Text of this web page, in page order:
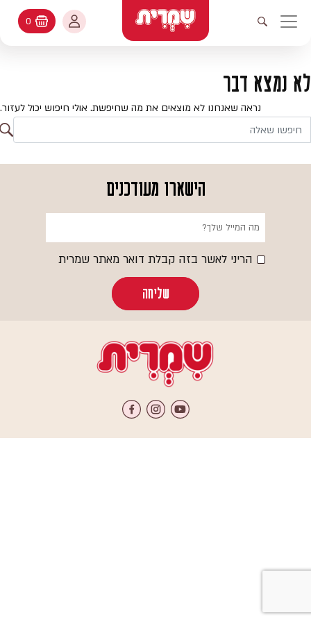
ניווט ראשי
פתיחת חיפוש
עולמות האפיה
מתכונים
קטלוג המוצרים
שאלות ותשובות
החשבון שלי
החשבון שלי
היסטורית הזמנות
עדכן סיסמה
עגלת קניות
0
לא נמצא דבר
נראה שאנחנו לא מוצאים את מה שחיפשת. אולי חיפוש יכול לעזור.
הישארו מעודכנים
הריני לאשר בזה קבלת דואר מאתר שמרית
שליחה